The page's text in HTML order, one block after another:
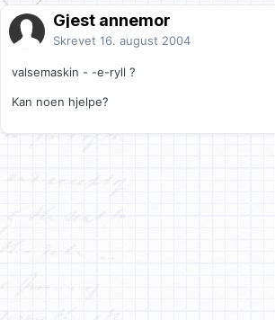
Gjest annemor
Skrevet 16. august 2004
valsemaskin - -e-ryll ?
Kan noen hjelpe?